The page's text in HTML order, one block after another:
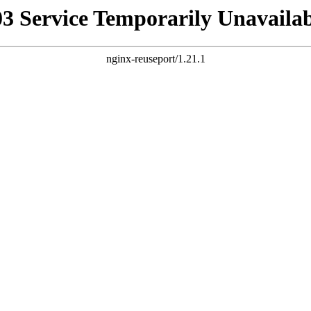
Service Temporarily
nginx-reuseport/1.21.1